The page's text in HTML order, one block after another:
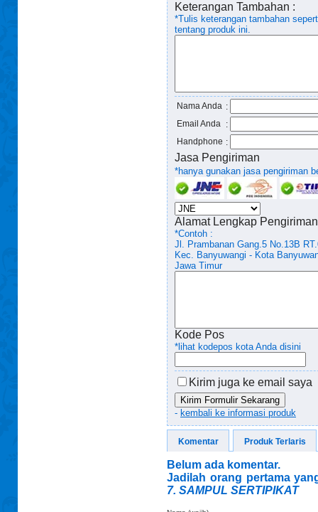
Keterangan Tambahan :
*Tulis keterangan tambahan
tentang produk ini.
Nama Anda :
Email Anda :
Handphone :
Jasa Pengiriman
*hanya gunakan jasa pengiriman
Alamat Lengkap Pengiriman
*Contoh :
Jl. Prambanan Gang.5 No.13B
Kec. Banyuwangi - Kota
Jawa Timur
Kode Pos
*lihat kodepos kota Anda disini
Kirim juga ke email saya
Kirim Formulir Sekarang
- kembali ke informasi produk
Komentar Produk Terlaris
Belum ada komentar.
Jadilah orang pertama
7. SAMPUL SERTIPIKAT